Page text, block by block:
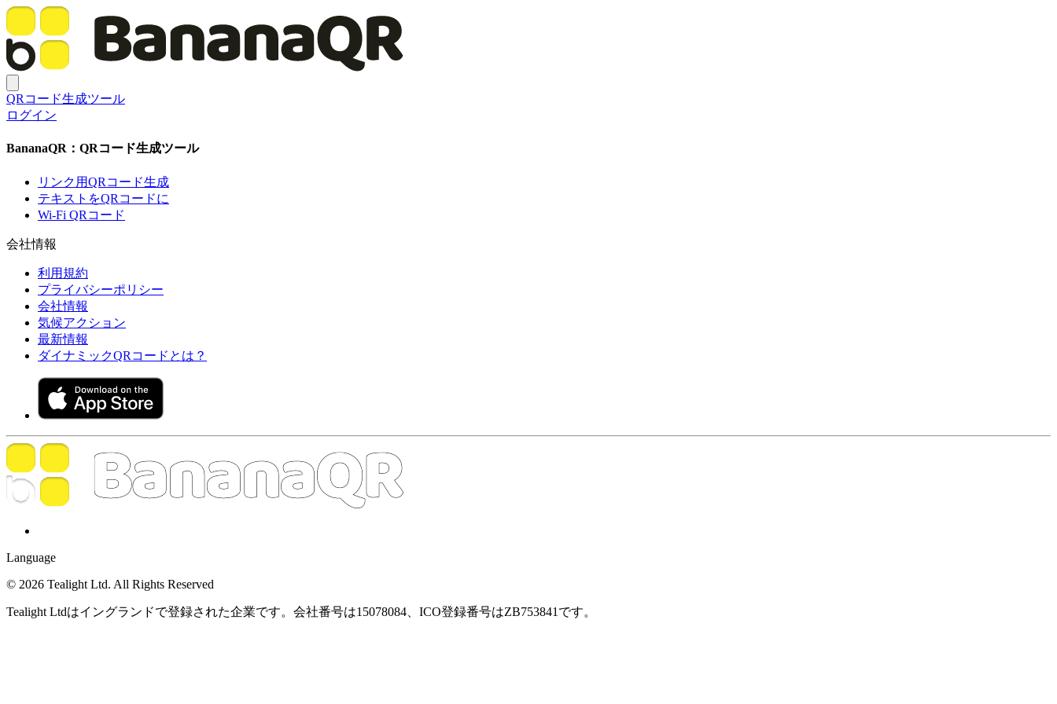
QRコード生成ツール
ログイン
BananaQR：QRコード生成ツール
リンク用QRコード生成
テキストをQRコードに
Wi-Fi QRコード
会社情報
利用規約
プライバシーポリシー
会社情報
気候アクション
最新情報
ダイナミックQRコードとは？
Language
© 2026 Tealight Ltd. All Rights Reserved
Tealight Ltdはイングランドで登録された企業です。会社番号は15078084、ICO登録番号はZB753841です。